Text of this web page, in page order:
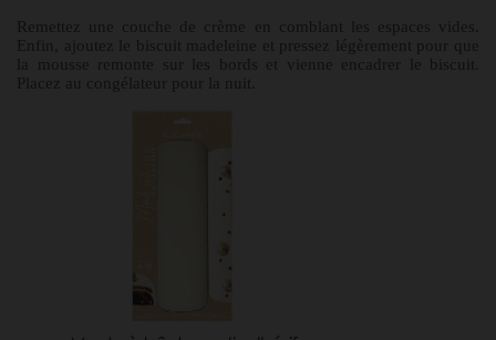
Remettez une couche de crème en comblant les espaces vides.
Enfin, ajoutez le biscuit madeleine et pressez légèrement pour que
la mousse remonte sur les bords et vienne encadrer le biscuit.
Placez au congélateur pour la nuit.